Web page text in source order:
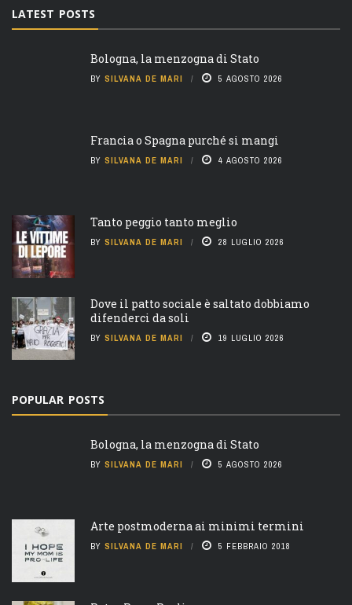
LATEST POSTS
Bologna, la menzogna di Stato
BY SILVANA DE MARI 5 AGOSTO 2026
Francia o Spagna purché si mangi
BY SILVANA DE MARI 4 AGOSTO 2026
Tanto peggio tanto meglio
BY SILVANA DE MARI 28 LUGLIO 2026
Dove il patto sociale è saltato dobbiamo
difenderci da soli
BY SILVANA DE MARI 19 LUGLIO 2026
POPULAR POSTS
Bologna, la menzogna di Stato
BY SILVANA DE MARI 5 AGOSTO 2026
Arte postmoderna ai minimi termini
BY SILVANA DE MARI 5 FEBBRAIO 2018